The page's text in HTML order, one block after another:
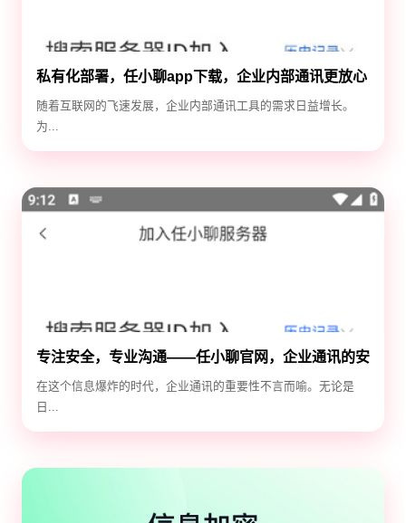
私有化部署，任小聊app下载，企业内部通讯更放心
随着互联网的飞速发展，企业内部通讯工具的需求日益增长。
为...
专注安全，专业沟通——任小聊官网，企业通讯的安
全守护神
在这个信息爆炸的时代，企业通讯的重要性不言而喻。无论是
日...